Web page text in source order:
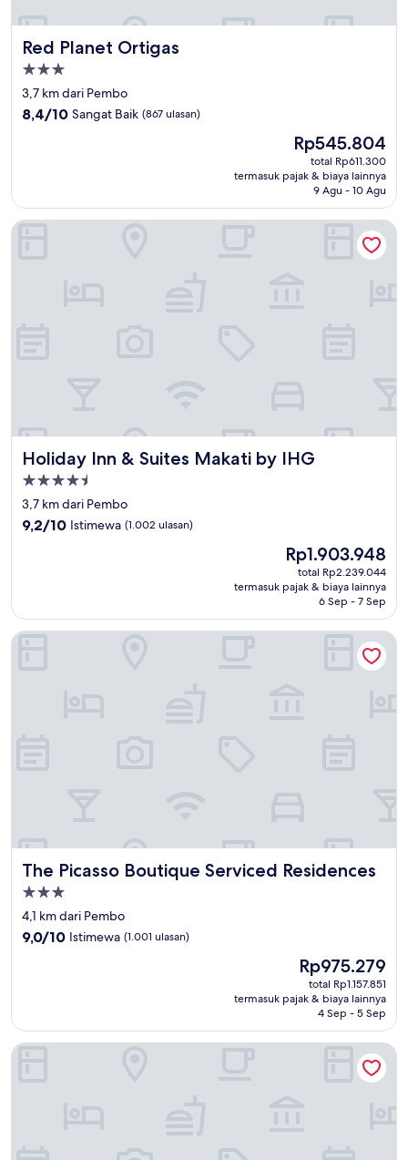
Red Planet Ortigas
Red Planet Ortigas
Properti
bintang
3.0
3,7 km dari Pembo
8.4
ulasan)
8,4/10 Sangat Baik (867 ulasan)
Harga
sekarang
Rp545.804
Rp545.804
total Rp611.300
termasuk pajak & biaya lainnya
9 Agu - 10 Agu
Holiday Inn & Suites Makati by IHG
Holiday Inn & Suites Makati by IHG
Properti
bintang
4.5
3,7 km dari Pembo
9.2
9,2/10 Istimewa (1.002 ulasan)
Harga
sekarang
Rp1.903.948
Rp1.903.948
total Rp2.239.044
termasuk pajak & biaya lainnya
6 Sep - 7 Sep
Holiday Inn & Suites Makati by IHG
The Picasso Boutique Serviced Residences
The Picasso Boutique Serviced Residences
Properti
bintang
3.0
4,1 km dari Pembo
9.0
9,0/10 Istimewa (1.001 ulasan)
Harga
sekarang
Rp975.279
Rp975.279
total Rp1.157.851
termasuk pajak & biaya lainnya
4 Sep - 5 Sep
The Picasso Boutique Serviced Residences
The Peninsula Manila